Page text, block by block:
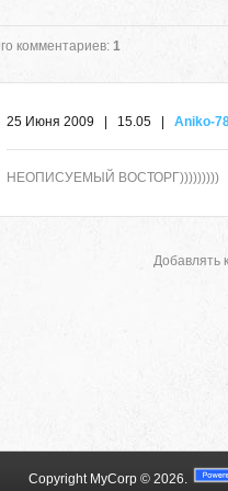
egestas et elit.
комментариев: 1
25 Июня 2009 | 15.05 | Aniko-
НЕОПИСУЕМЫЙ ВОСТОРГ)))))))))
Добавлять
Copyright MyCorp © 2026.